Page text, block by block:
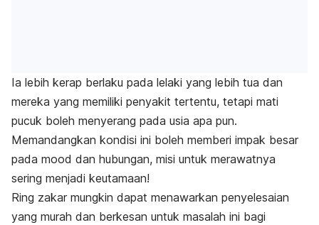
Ia lebih kerap berlaku pada lelaki yang lebih tua dan
mereka yang memiliki penyakit tertentu, tetapi mati
pucuk boleh menyerang pada usia apa pun.
Memandangkan kondisi ini boleh memberi impak besar
pada mood dan hubungan, misi untuk merawatnya
sering menjadi keutamaan!
Ring zakar mungkin dapat menawarkan penyelesaian
yang murah dan berkesan untuk masalah ini bagi